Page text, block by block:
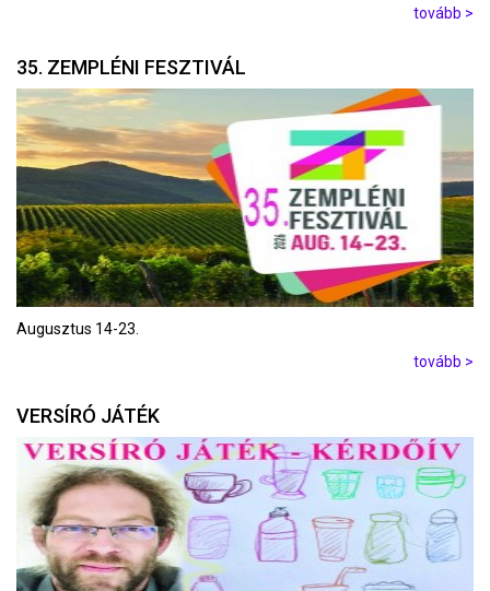
tovább >
35. ZEMPLÉNI FESZTIVÁL
Augusztus 14-23.
tovább >
VERSÍRÓ JÁTÉK